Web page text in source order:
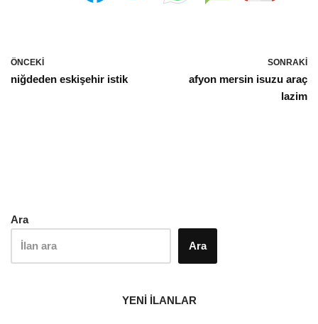
ÖNCEKI
niğdeden eskişehir istik
SONRAKI
afyon mersin isuzu araç
lazim
Ara
Ara
YENİ İLANLAR